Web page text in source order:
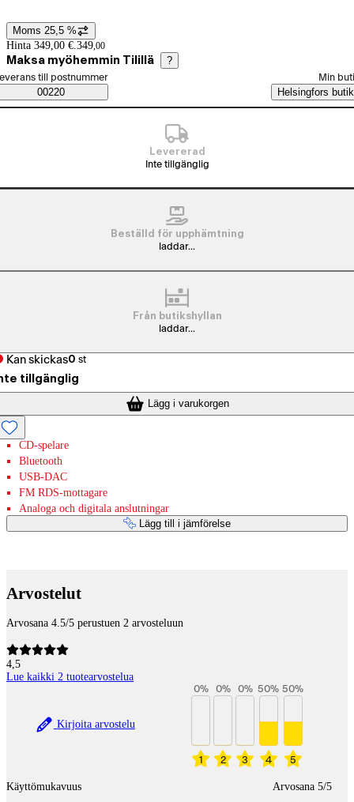
Prisinformation
Moms 25,5 %
Hinta 349,00 €. 349,00
Maksa myöhemmin Tilillä ?
Saatavuustiedot
beställningssätt
till postnummer
00220
Min
Helsingfors butik
Levererad
Inte tillgänglig
Beställd för upphämtning
laddar...
Från butikshyllan
laddar...
Kan skickas0 st
tillgänglig
Lägg i varukorgen
CD-spelare
Bluetooth
USB-DAC
FM RDS-mottagare
Analoga och digitala anslutningar
Lägg till i jämförelse
Arvostelut
Arvosana 4.5/5 perustuen 2 arvosteluun
4,5
Lue kaikki 2 tuotearvostelua
Kirjoita arvostelu
1
0%
2
0%
3
0%
4
50%
5
50%
Käyttömukavuus Arvosana 5/5